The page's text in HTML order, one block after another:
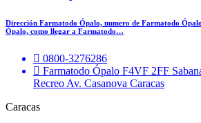
Dirección Farmatodo Ópalo, numero de Farmatodo
Ópalo, como llegar a Farmatodo…
0800-3276286
Farmatodo Ópalo F4VF 2FF
Recreo Av. Casanova Caracas
Caracas